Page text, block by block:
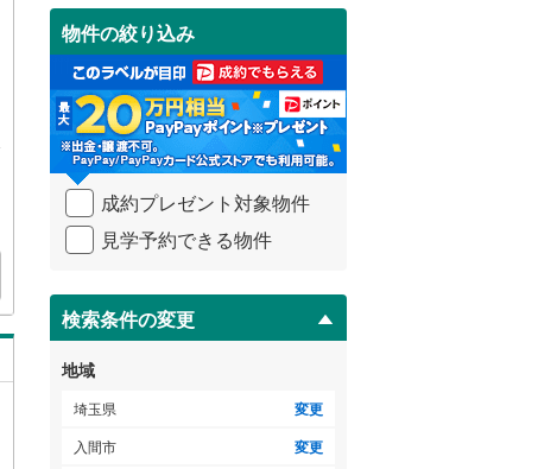
受
け
取
る
・
条
件
を
イ
ペ
ジ
に
保
存
す
る
物件の絞り込み
成約プレゼント対象物件
見学予約できる物件
検索条件の変更
地域
埼玉県 変更
入間市 変更
入間郡毛呂山町(
比企郡嵐山町(0 )
比企郡吉見町(0)
秩父郡横瀬町(0)
秩父郡小鹿野町(0)
児玉郡神川町 ( 0)
南埼玉郡宮代町(0)
小学校まで1km以内（1）
ゲストルーム（0）
ＴＶモニタ付インターホン
（2）